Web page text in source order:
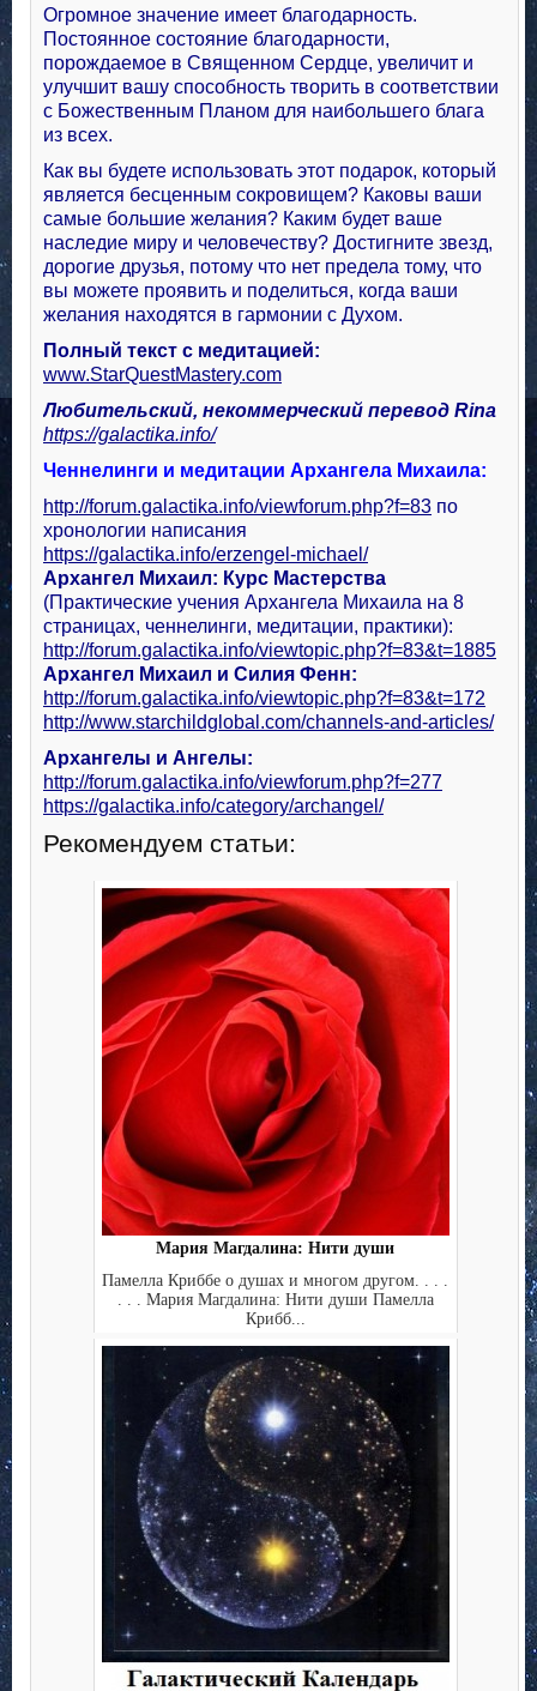
Огромное значение имеет благодарность.
Постоянное состояние благодарности,
порождаемое в Священном Сердце, увеличит и
улучшит вашу способность творить в соответствии
с Божественным Планом для наибольшего блага
из всех.
Как вы будете использовать этот подарок, который
является бесценным сокровищем? Каковы ваши
самые большие желания? Каким будет ваше
наследие миру и человечеству? Достигните звезд,
дорогие друзья, потому что нет предела тому, что
вы можете проявить и поделиться, когда ваши
желания находятся в гармонии с Духом.
Полный текст с медитацией:
www.StarQuestMastery.com
Любительский, некоммерческий перевод Rina
https://galactika.info/
Ченнелинги и медитации Архангела Михаила:
http://forum.galactika.info/viewforum.php?f=83 по
хронологии написания
https://galactika.info/erzengel-michael/
Архангел Михаил: Курс Мастерства
(Практические учения Архангела Михаила на 8
страницах, ченнелинги, медитации, практики):
http://forum.galactika.info/viewtopic.php?f=83&t=1885
Архангел Михаил и Силия Фенн:
http://forum.galactika.info/viewtopic.php?f=83&t=172
http://www.starchildglobal.com/channels-and-articles/
Архангелы и Ангелы:
http://forum.galactika.info/viewforum.php?f=277
https://galactika.info/category/archangel/
Рекомендуем статьи:
Мария Магдалина: Нити души
Памелла Криббе о душах и многом другом. . . .
. . . Мария Магдалина: Нити души Памелла
Крибб...